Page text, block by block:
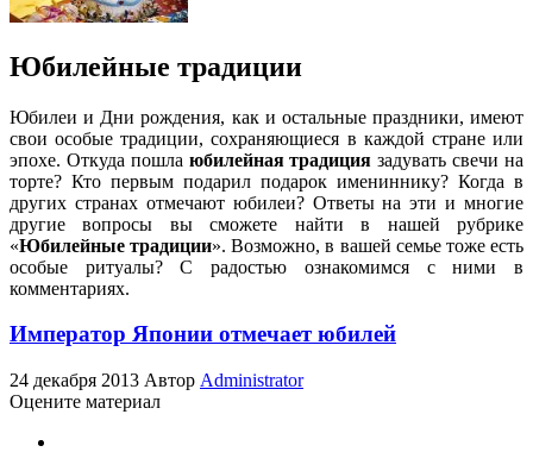
Юбилейные традиции
Юбилеи и Дни рождения, как и остальные праздники, имеют
свои особые традиции, сохраняющиеся в каждой стране или
эпохе. Откуда пошла юбилейная традиция задувать свечи на
торте? Кто первым подарил подарок имениннику? Когда в
других странах отмечают юбилеи? Ответы на эти и многие
другие вопросы вы сможете найти в нашей рубрике
«Юбилейные традиции». Возможно, в вашей семье тоже есть
особые ритуалы? С радостью ознакомимся с ними в
комментариях.
Император Японии отмечает юбилей
24 декабря 2013 Автор Administrator
Оцените материал